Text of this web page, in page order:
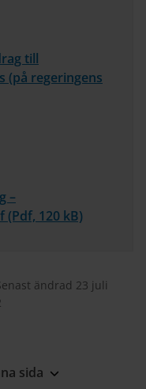
till
(på regeringens
–
120 kB)
ändrad 23 juli
sida